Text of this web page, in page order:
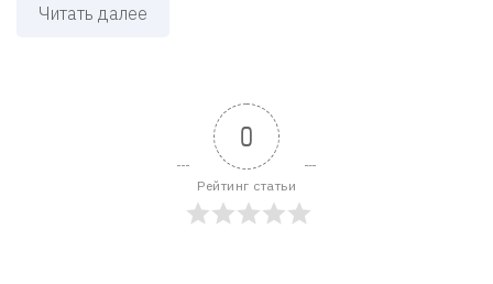
Читать далее
0
Рейтинг статьи